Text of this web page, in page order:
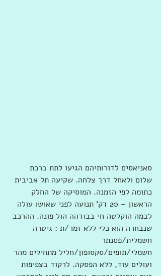
סאניאסים לדורותיהם הגיעו לתת ברכת
שלום ולאחל דרך צלחה. שקיעה תל אביבית
כתומה לפי הזמנה. המוסיקה של החלק
הראשון – 20 דק' תנועה לפני שאושו עולה
לבמה הוקלטה חי בבודהה הול פונה. ההרכב
שנבחרה הוא כלי ללא זמר/ת : גיטרה
חשמלית/פסנתר
חשמלי/תופים/סקסופון/חליל מתחילים מהר
ועולים עוד, ללא הפסקה. לרקוד בצפיפות